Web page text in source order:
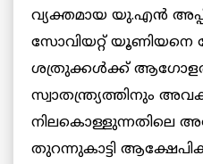
വ്യക്തമായ യു.എന്‍
സോവിയറ്റ് യൂണിയനെ
ശത്രുക്കള്‍ക്ക്
സ്വാതന്ത്ര്യത്തിനും
നിലകൊള്ളുന്നതിലെ
തുറന്നുകാട്ടി